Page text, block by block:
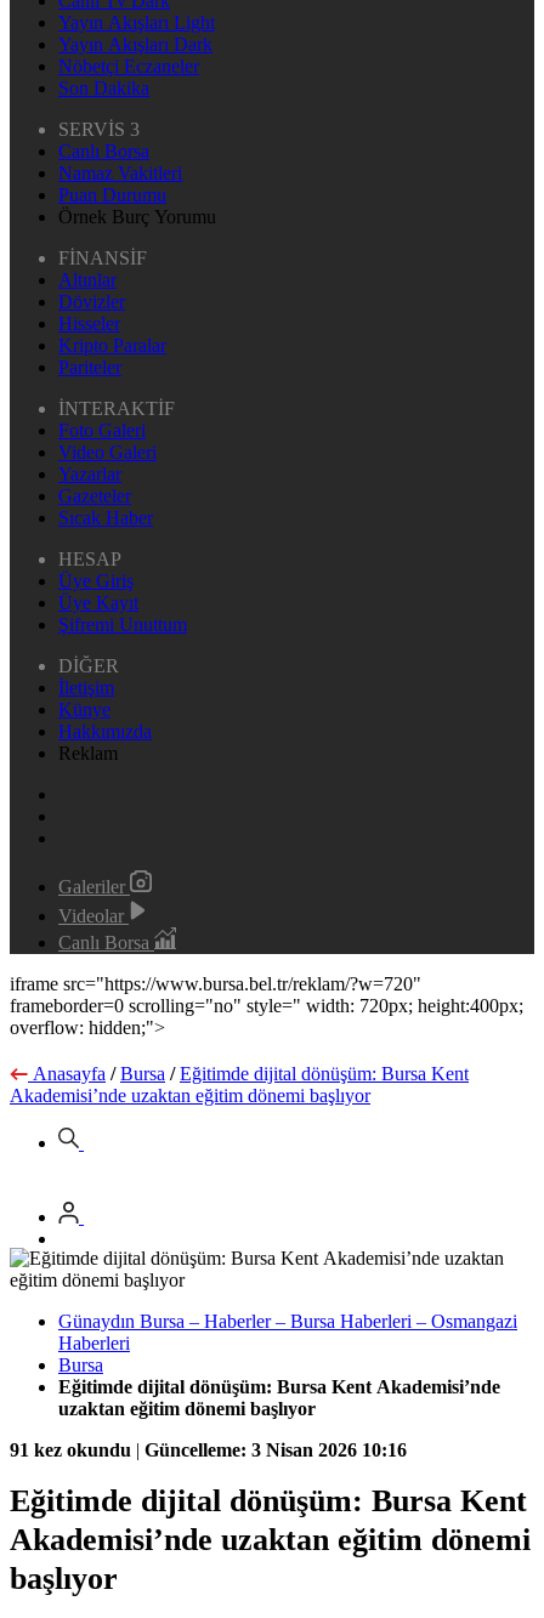
Yayın Akışları Light
Yayın Akışları Dark
Nöbetçi Eczaneler
Son Dakika
SERVİS 3
Canlı Borsa
Namaz Vakitleri
Puan Durumu
Örnek Burç Yorumu
FİNANSİF
Altınlar
Dövizler
Hisseler
Kripto Paralar
Pariteler
İNTERAKTİF
Foto Galeri
Video Galeri
Yazarlar
Gazeteler
Sıcak Haber
HESAP
Üye Giriş
Üye Kayıt
Şifremi Unuttum
DİĞER
İletişim
Künye
Hakkımızda
Reklam
Galeriler
Videolar
Canlı Borsa
iframe src="https://www.bursa.bel.tr/reklam/?w=720"
frameborder=0 scrolling="no" style=" width: 720px; height:400px;
overflow: hidden;">
Anasayfa / Bursa / Eğitimde dijital dönüşüm: Bursa Kent
Akademisi’nde uzaktan eğitim dönemi başlıyor
Günaydın Bursa – Haberler – Bursa Haberleri – Osmangazi
Haberleri
Bursa
Eğitimde dijital dönüşüm: Bursa Kent Akademisi’nde
uzaktan eğitim dönemi başlıyor
91 kez okundu | Güncelleme: 3 Nisan 2026 10:16
Eğitimde dijital dönüşüm: Bursa Kent
Akademisi’nde uzaktan eğitim dönemi
başlıyor